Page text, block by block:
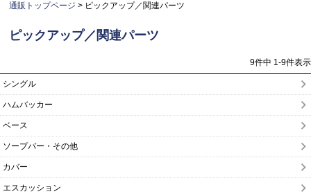
通販トップページ ピックアップ／関連パーツ
ピックアップ／関連パーツ
9件中 1-9件表示
シングル
ハムバッカー
ベース
ソープバー・その他
カバー
エスカッション